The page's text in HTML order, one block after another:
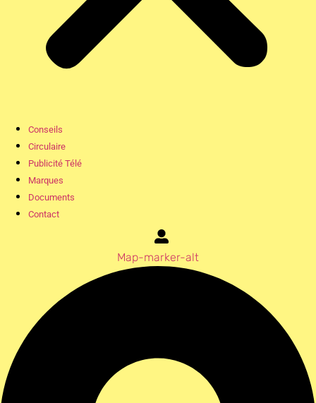
Conseils
Circulaire
Publicité Télé
Marques
Documents
Contact
Map-marker-alt